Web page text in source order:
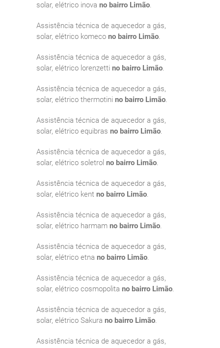
solar, elétrico inova no bairro Limão.
Assistência técnica de aquecedor a gás,
solar, elétrico komeco no bairro Limão.
Assistência técnica de aquecedor a gás,
solar, elétrico lorenzetti no bairro Limão.
Assistência técnica de aquecedor a gás,
solar, elétrico thermotini no bairro Limão.
Assistência técnica de aquecedor a gás,
solar, elétrico equibras no bairro Limão.
Assistência técnica de aquecedor a gás,
solar, elétrico soletrol no bairro Limão.
Assistência técnica de aquecedor a gás,
solar, elétrico kent no bairro Limão.
Assistência técnica de aquecedor a gás,
solar, elétrico harmam no bairro Limão.
Assistência técnica de aquecedor a gás,
solar, elétrico etna no bairro Limão.
Assistência técnica de aquecedor a gás,
solar, elétrico cosmopolita no bairro Limão.
Assistência técnica de aquecedor a gás,
solar, elétrico Sakura no bairro Limão.
Assistência técnica de aquecedor a gás,